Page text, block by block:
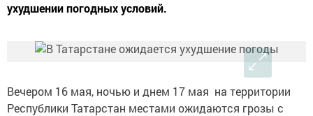
ухудшении погодных условий.
Вечером 16 мая, ночью и днем 17 мая на территории
Республики Татарстан местами ожидаются грозы с